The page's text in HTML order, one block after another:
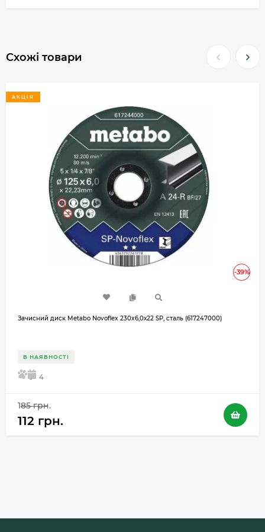
Схожі товари
-39%
АКЦІЯ
Зачисний диск Metabo Novoflex 230x6,0х22 SP, сталь (617247000)
В НАЯВНОСТІ
5 4
185 грн.
112 грн.